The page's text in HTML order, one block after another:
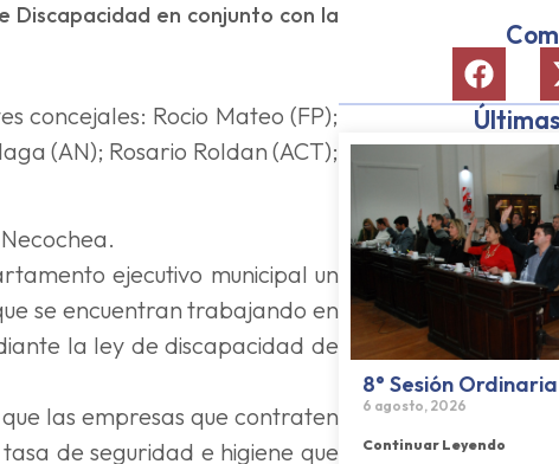
Discapacidad en conjunto con la
concejales: Rocio Mateo (FP);
(AN); Rosario Roldan (ACT);
ejecutivo municipal un
se encuentran trabajando en
la ley de discapacidad de
las empresas que contraten
de seguridad e higiene que
8° Sesión
6 agosto, 2026
Continuar Leyendo